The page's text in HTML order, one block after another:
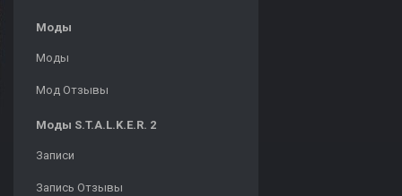
Моды
Моды
Мод Отзывы
Моды S.T.A.L.K.E.R. 2
Записи
Запись Отзывы